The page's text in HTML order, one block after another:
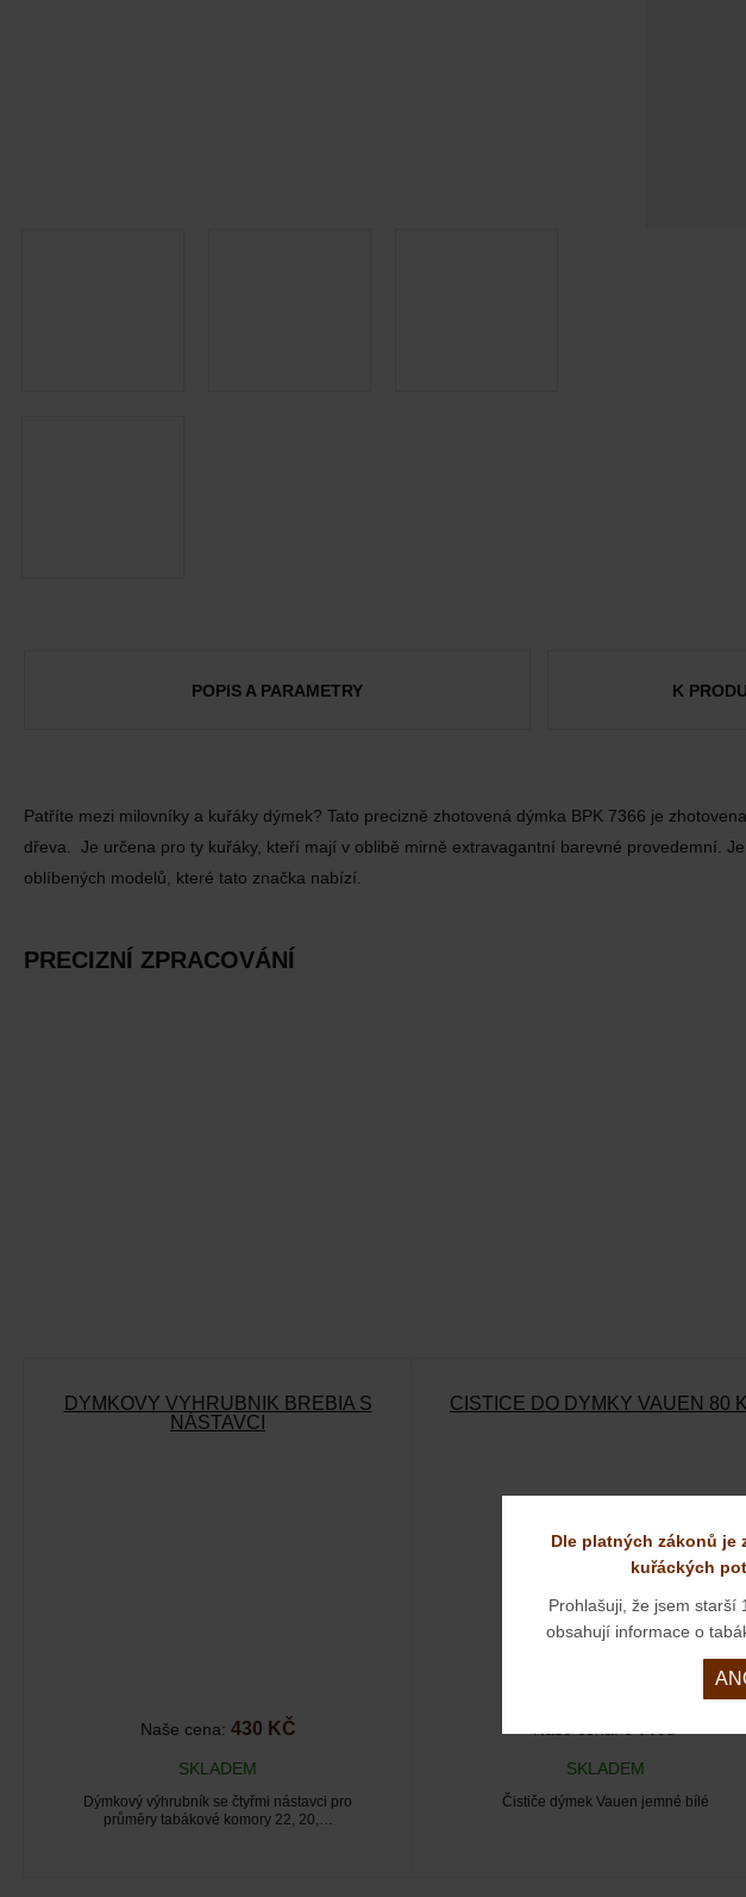
POPIS A PARAMETRY K
Patříte mezi milovníky a kuřáky dýmek? Tato precizně zhotovená dýmka BPK 7366 je
dřeva. Je určena pro ty kuřáky, kteří mají v oblibě mirně extravagantní barevné provedemní.
oblíbených modelů, které tato značka nabízí.
PRECIZNÍ ZPRACOVÁNÍ
DÝMKOVÝ VÝHRUBNÍK BREBIA S
NÁSTAVCI
Naše cena: 430 KČ
SKLADEM
Dýmkový výhrubník se čtyřmi nástavci pro
průměry tabákové komory 22, 20,…
ČISTIČE DO DÝMKY VAUEN 80
SKLADEM
Čističe dýmek Vauen jemné bílé
Dle platných zákonů je
kuřáckých
Prohlašuji, že jsem starší
obsahují informace o